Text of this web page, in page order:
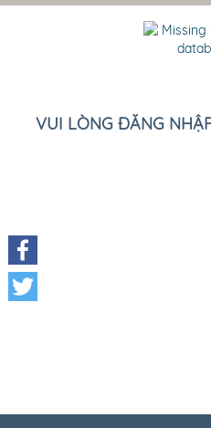
VUI LÒNG ĐĂNG
Facebook